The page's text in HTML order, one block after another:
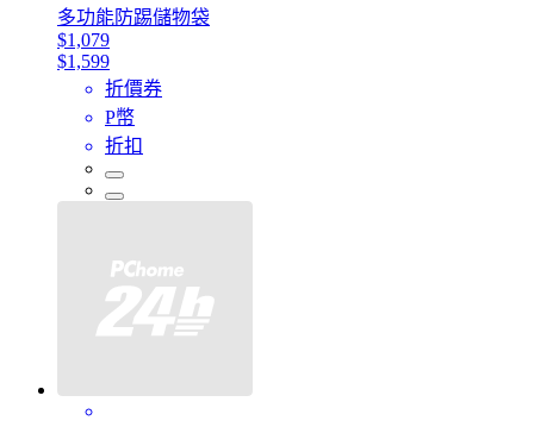
多功能防踢儲物袋
$1,079
$1,599
折價券
P幣
折扣